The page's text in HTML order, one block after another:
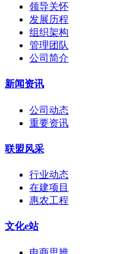
领导关怀
发展历程
组织架构
管理团队
公司简介
新闻资讯
公司动态
重要资讯
联盟风采
行业动态
在建项目
惠农工程
文化e站